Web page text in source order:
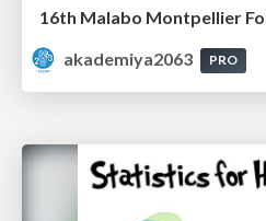
16th Malabo Montpellier
akademiya2063
PRO